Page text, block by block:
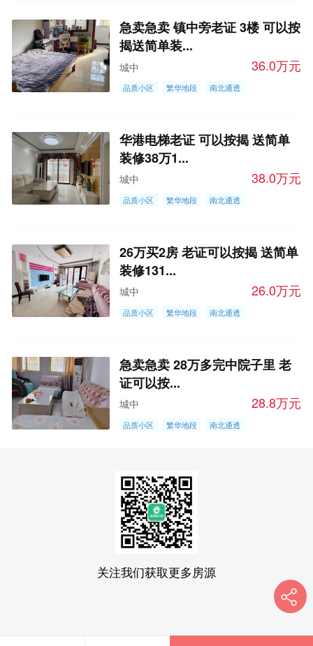
急卖急卖 镇中旁老证 3楼 可以按
揭送简单装...
城中 36.0万元
品质小区 繁华地段 南北通透
华港电梯老证 可以按揭 送简单
装修38万1...
城中 38.0万元
品质小区 繁华地段 南北通透
26万买2房 老证可以按揭 送简单
装修131...
城中 26.0万元
品质小区 繁华地段 南北通透
急卖急卖 28万多完中院子里 老
证可以按...
城中 28.8万元
品质小区 繁华地段 南北通透
关注我们获取更多房源